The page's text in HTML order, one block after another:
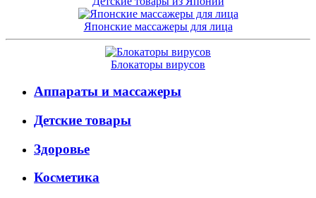
Японские массажеры для лица
Блокаторы вирусов
Аппараты и массажеры
Детские товары
Здоровье
Косметика